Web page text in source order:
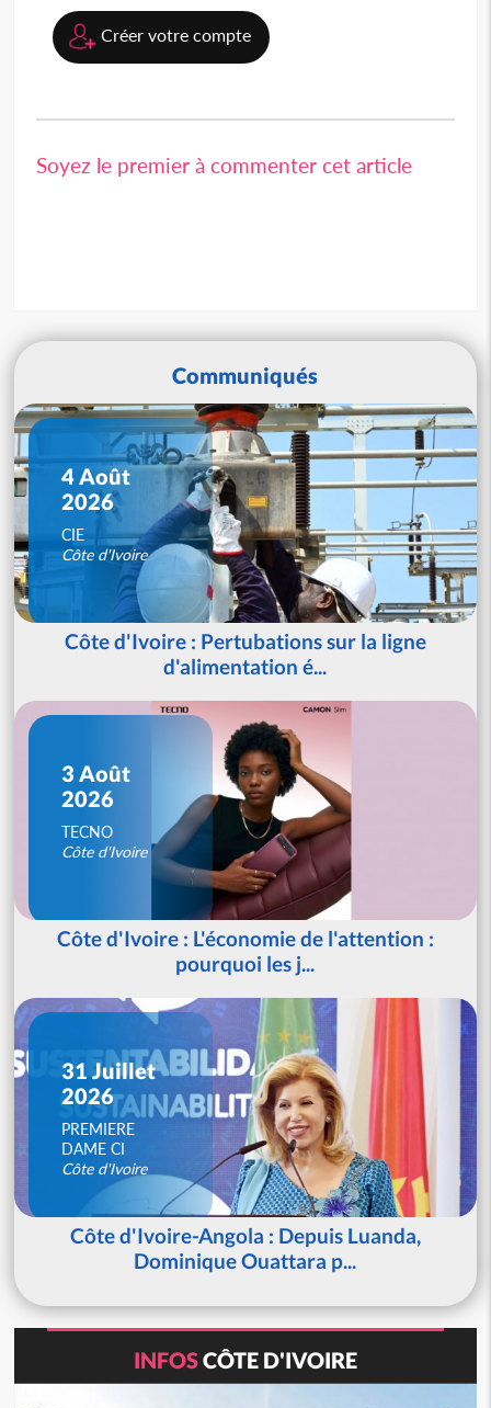
Créer votre compte
Soyez le premier à commenter cet article
Communiqués
4 Août
2026
CIE
Côte d'Ivoire
Côte d'Ivoire : Pertubations sur la ligne
d'alimentation é...
3 Août
2026
TECNO
Côte d'Ivoire
Côte d'Ivoire : L'économie de l'attention :
pourquoi les j...
31 Juillet
2026
PREMIERE
DAME CI
Côte d'Ivoire
Côte d'Ivoire-Angola : Depuis Luanda,
Dominique Ouattara p...
INFOSCÔTE D'IVOIRE